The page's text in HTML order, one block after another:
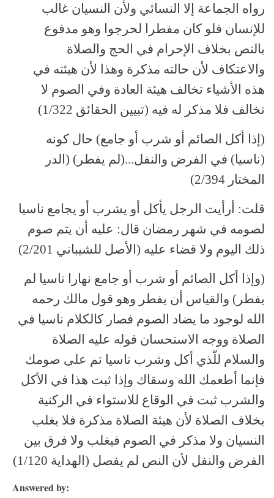
رواه الجماعة إلا النسائي ولأن النسيان غالب
للإنسان فلو كان مفطرا لحرجوا وهو مدفوع
بالنص بخلاف الإحرام في الحج والصلاة
والاعتكاف لأن حالته مذكرة وهذا لأن هيئته في
هذه الأشياء تخالف هيئة العادة وفي الصوم لا
تخالف فلا مذكر له فيه (تبيين الحقائق 1/322)
(إذا أكل الصائم أو شرب أو جامع) حال كونه
(ناسيا) في الفرض والنفل...(لم يفطر) (الدر
المختار 2/394)
قلت: أرأيت الرجل يأكل أو يشرب أو يجامع ناسيا
لصومه في شهر رمضان قال: عليه أن يتم صوم
ذلك اليوم ولا قضاء عليه (الأصل للشيباني 2/201)
(وإذا أكل الصائم أو شرب أو جامع نهارا ناسيا لم
يفطر) والقياس أن يفطر وهو قول مالك رحمه
الله لوجود ما يضاد الصوم فصار كالكلام ناسيا في
الصلاة ووجه الاستحسان قوله عليه الصلاة
والسلام للّذي أكل وشرب ناسيا تم على صومك
فإنما أطعمك الله وسقاك وإذا ثبت هذا في الأكل
والشرب ثبت في الوقاع للاستواء في الركنية
بخلاف الصلاة لأن هيئة الصلاة مذكرة فلا يغلب
النسيان ولا مذكر في الصوم فيغلب ولا فرق بين
الفرض والنفل لأن النص لم يفصل (الهداية 1/120)
Answered by: